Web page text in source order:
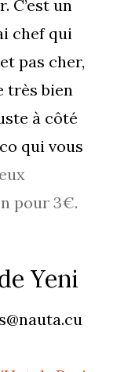
C’est un
chef qui
pas cher,
très bien
à côté
qui vous
pour 3€.
Yeni